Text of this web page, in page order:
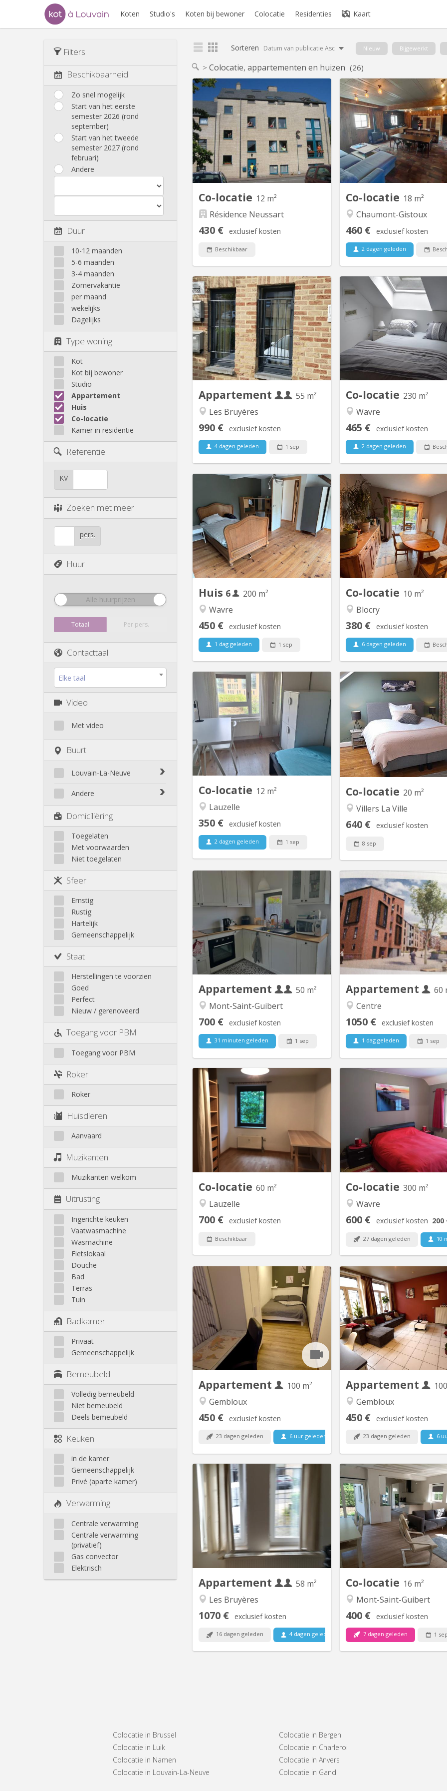
Koten Studio's Koten bij bewoner Colocatie Residenties Kaart
Filters
Beschikbaarheid
Zo snel mogelijk
Start van het eerste
semester 2026 (rond
september)
Start van het tweede
semester 2027 (rond
februari)
Andere
Duur
10-12 maanden
5-6 maanden
3-4 maanden
Zomervakantie
per maand
wekelijks
Dagelijks
Type woning
Kot
Kot bij bewoner
Studio
Appartement
Huis
Co-locatie
Kamer in residentie
Referentie
KV
Zoeken met meer
pers.
Huur
Alle huurprijzen
Totaal Per pers.
Contacttaal
Elke taal
Video
Met video
Buurt
Louvain-La-Neuve
Biéreau
Centre
L'Hocaille
La Baraque
Lauzelle
Les Bruyères
Andere
Genappe
Mont-Saint-Guibert
Nivelles
Ottignies
Rixensart
Walhain
Wavre
Buiten Louvain-La-Neuve
Domiciliëring
Toegelaten
Met voorwaarden
Niet toegelaten
Sfeer
Ernstig
Rustig
Hartelijk
Gemeenschappelijk
Staat
Herstellingen te voorzien
Goed
Perfect
Nieuw / gerenoveerd
Toegang voor PBM
Toegang voor PBM
Roker
Roker
Huisdieren
Aanvaard
Muzikanten
Muzikanten welkom
Uitrusting
Ingerichte keuken
Vaatwasmachine
Wasmachine
Fietslokaal
Douche
Bad
Terras
Tuin
Badkamer
Privaat
Gemeenschappelijk
Bemeubeld
Volledig bemeubeld
Niet bemeubeld
Deels bemeubeld
Keuken
in de kamer
Gemeenschappelijk
Privé (aparte kamer)
Verwarming
Centrale verwarming
Centrale verwarming
(privatief)
Gas convector
Elektrisch
Sorteren Datum van publicatie Asc Nieuw Bijgewerkt
Colocatie, appartementen en huizen (26)
Co-locatie 12 m²
Résidence Neussart
430 € exclusief kosten
Beschikbaar
KV 396
Qu’est-ce que Neussart ? Une autre
façon de loger à Louvain-la-Neuve.
Dans la tradition du collège anglais,
nous proposons un cadre de vie
universitaire au sens large, dans une
ambiance d’amitié, d’entraide et de
bonne humeur ! La demi-pension
comprenant le petit déjeuner, le goûter
Co-locatie 18 m²
Chaumont-Gistoux
460 € exclusief kosten
2 dagen geleden
A 10 minutes de LLN, 5
Domaine du Blé, 10 minutes
: Magnifique maison en
comprenant 4 chambres,
espaces communs dont un
jeux, une buanderie, une
équipée, un jardin et une
terrasse dans un
Appartement
55 m²
Les Bruyères
990 € exclusief kosten
4 dagen geleden 1 sep
KV 2081
Appartement lumineux de 56m2
disponible, et possible pour 2
personnes ou couple. Un salon meublé
avec 2 divans-lits, tapis et table de
salon et rangé table-bureau; une
grande chambre avec 2 lits (1 grand 2
personnes et 1personne), 2 placards
de rangement, et bureau avec fauteuil ;
Co-locatie 230 m²
Wavre
465 € exclusief kosten
2 dagen geleden
maison bourgeoise 3 niveaux
le propriétaire colocataire,
2ème colocataires étudiants
disposition!! , 4 ch au 1er, 2
bain , une salle de douche , 2
ème , 3 chambres 1 salle de
wc et lavabo, un Grand, d
grands canapés 2
Huis 6
200 m²
Wavre
450 € exclusief kosten
1 dag geleden 1 sep
KV 2096
Des places se libèrent dans une
colocation de choix à Vieusart ! 🔸
Deux maisons mitoyennes (4p + 2p) 🔸
Emplacement enchanteur à Vieux-Sart,
dans le lieu-dit "la Place" 🔸 Cadre
bucolique, propice à de nombreuses
balades 🔸 Cour orientée sud 🔸 Bail
annuel renouvelable 🔸 Chaque maison
Co-locatie 10 m²
Blocry
380 € exclusief kosten
6 dagen geleden
Chambre dispo dans
Louvain-la-Neuve Salut ! Une
libère dans une superbe
Louvain-la-Neuve à partir du
La colocation est
Violette – la trentaine, j'aime
j’adore cuisiner et me
bon livre. Plutôt
Co-locatie 12 m²
Lauzelle
350 € exclusief kosten
2 dagen geleden 1 sep
KV 1465
familiale à Lauzelle (Louvain-la-Neuve)
Nous proposons une chambre
meublée à louer dans une maison
familiale située dans le quartier
résidentiel de Lauzelle, à Louvain-la-
Neuve. La maison est partagée avec la
propriétaire, un étudiant en Erasmus à
UCLouvain et un élève en retho au
Co-locatie 20 m²
Villers La Ville
640 € exclusief kosten
8 sep
4 comfortabel ingerichte
idyllische omgeving:2
eigen badkamer en 2
gedeelde badkamer
Op het platteland en toch
hoofdassen: * 15 min van
minuten van Brussel * 2
treinstation van
Appartement
50 m²
Mont-Saint-Guibert
700 € exclusief kosten
31 minuten geleden 1 sep
KV 2223
Duplex de 50 m2 situé à Mont-Saint-
Guibert dans rue calme Rue Demi-
Lune Le rez comporte un coin cuisine
et un salon. A l'étage, se trouvent une
chambre à coucher, la salle de bain
(douche) et la toilette (wc séparé) Un
espace buanderie est à disposition.
Pour couple d'étudiant. e. s ou 1...
Appartement
60
Centre
1050 € exclusief kosten
1 dag geleden 1 sep
Furnished 1-bedroom
in 2020, centrally located
residential complex in
views of the gardens.
(250m) from the
supermarket. SNCB
(300m). Bus station 11
(900m). E411 motorway at
Co-locatie 60 m²
Lauzelle
700 € exclusief kosten
Beschikbaar
Location du 1/8/26 au 31/7/27
Chambre meublée 11m2 dans
appartement 60m2 disposant de
cuisine équipée, salon, coin repas, salle
de bain(Bain & douche), machine à
laver, armoire de rangement hall
d'entrée, balcon, cave. L'appartement
possède 2 chambres, l'autre étant
Co-locatie 300 m²
Wavre
600 € exclusief kosten 200
27 dagen geleden 10
Régent en éducation
chambre(lit double) dans une
pour UNIQUEMENT
stagiaire sérieux(se) et
Salle de douche privatisée,
fitness, grand jardin,
linge, parking privé. Endroit
pour étudier.
Appartement
100 m²
Gembloux
450 € exclusief kosten
23 dagen geleden 6 uur geleden Beschikbaar
KV 1927
Belle coloc full équipée et meublée, en
plein centre, au calme, non loin de la
gare, près des commerces et à une
minute de la faculté d'agronomie vous
bénéficierez d'un lit double et un
bureau dans une chambre avec vue sur
jardin. Salle de bain spacieuse. Cuisine
ouverte donnant sur le séjour....
Appartement
Gembloux
450 € exclusief kosten
23 dagen geleden 6
Belle Coloc en plein centre,
non loin de la gare,
commerces et à une
faculté d'agronomie vous
d'un lit double et un bureau
chambre avec vue sur jardin.
bain spacieuse. Cuisine
donnant sur le séjour.
Appartement
58 m²
Les Bruyères
1070 € exclusief kosten
16 dagen geleden 4 dagen geleden Beschikbaar
KV 277
Appartement tout confort aux
Bruyères composé de : - Grande
chambre séparée et une autre
pièce/bureau ou ch. avec meubles à
disposition. - Salon et Sam meublés, -
WC séparé avec lave-mains, tablette et
miroir - Cuisine équipée avec grand
four électrique, 4 taques électrique
Co-locatie 16 m²
Mont-Saint-Guibert
400 € exclusief kosten
7 dagen geleden 1 sep
2 chambres à louer
lumineuse et moderne,
Louvain-la-Neuve (7 km) et
Parc ( 4 km). Bus 34 pour
Neuve à 30 mètres ; parking
480€ par mois, charges
Pour non-fumeur
uniquement en extérieur.
Colocatie in Brussel
Colocatie in Luik
Colocatie in Namen
Colocatie in Louvain-La-Neuve
Colocatie in Bergen
Colocatie in Charleroi
Colocatie in Anvers
Colocatie in Gand